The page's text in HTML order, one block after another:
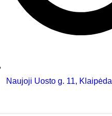
Naujoji Uosto g. 11, Klaipėda